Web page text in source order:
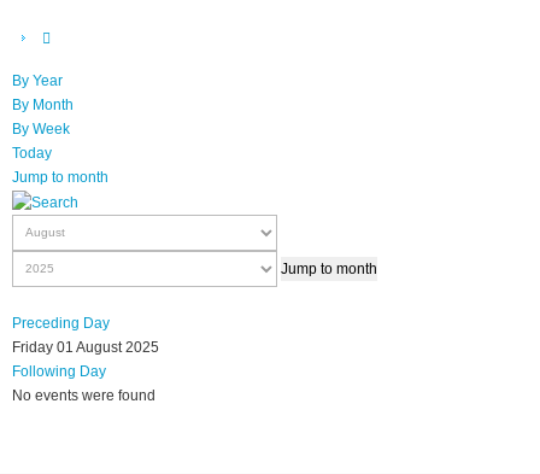
By Year
By Month
By Week
Today
Jump to month
Jump to month
Preceding Day
Friday 01 August 2025
Following Day
No events were found